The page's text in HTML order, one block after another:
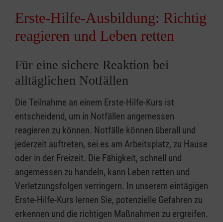
Erste-Hilfe-Ausbildung: Richtig
reagieren und Leben retten
Für eine sichere Reaktion bei
alltäglichen Notfällen
Die Teilnahme an einem Erste-Hilfe-Kurs ist
entscheidend, um in Notfällen angemessen
reagieren zu können. Notfälle können überall und
jederzeit auftreten, sei es am Arbeitsplatz, zu Hause
oder in der Freizeit. Die Fähigkeit, schnell und
angemessen zu handeln, kann Leben retten und
Verletzungsfolgen verringern. In unserem eintägigen
Erste-Hilfe-Kurs lernen Sie, potenzielle Gefahren zu
erkennen und die richtigen Maßnahmen zu ergreifen.